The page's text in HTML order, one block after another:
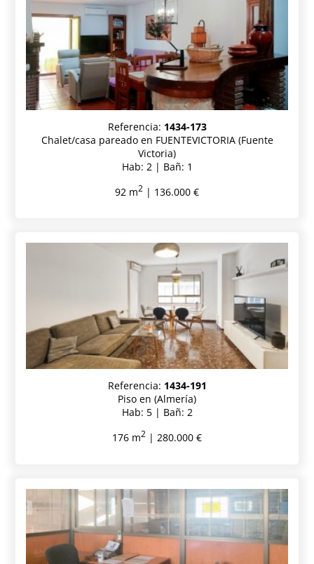
Referencia: 1434-173
Chalet/casa pareado en FUENTEVICTORIA (Fuente
Victoria)
Hab: 2 | Bañ: 1
92 m2 | 136.000 €
Referencia: 1434-191
Piso en (Almería)
Hab: 5 | Bañ: 2
176 m2 | 280.000 €